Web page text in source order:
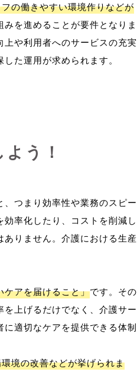
の働きやすい環境作りなどが
を進めることが要件となりま
や利用者へのサービスの充実
う！
つまり効率性や業務のスピー
率化したり、コストを削減し
りません。介護における生産
ケアを届けること」です。その
上げるだけでなく、介護サー
適切なケアを提供できる体制
境の改善などが挙げられま